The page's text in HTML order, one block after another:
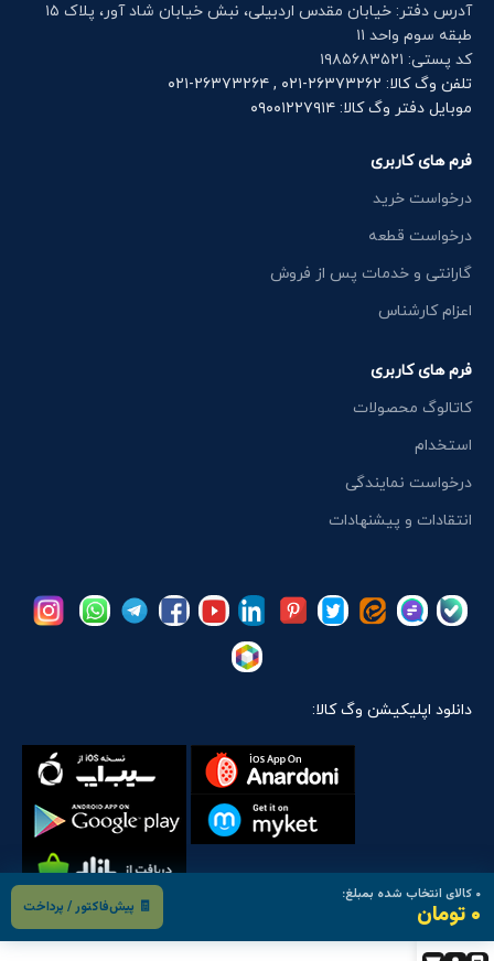
۰ کالای انتخاب شده بمبلغ:
۰ تومان 🧾 پیش‌فاکتور / پرداخت
آدرس دفتر: خیابان مقدس اردبیلی، نبش خیابان شاد آور، پلاک ۱۵
طبقه سوم واحد ۱۱
کد پستی: ۱۹۸۵۶۸۳۵۲۱
تلفن وگ کالا: ۲۶۳۷۳۲۶۲-۰۲۱ , ۲۶۳۷۳۲۶۴-۰۲۱
موبایل دفتر وگ کالا: ۰۹۰۰۱۲۲۷۹۱۴
فرم های کاربری
درخواست خرید
درخواست قطعه
گارانتی و خدمات پس از فروش
اعزام کارشناس
فرم های کاربری
کاتالوگ محصولات
استخدام
درخواست نمایندگی
انتقادات و پیشنهادات
دانلود اپلیکیشن وگ کالا:
تمام حقوق مادی و معنوی این سایت متعلق است به:وگ کالا